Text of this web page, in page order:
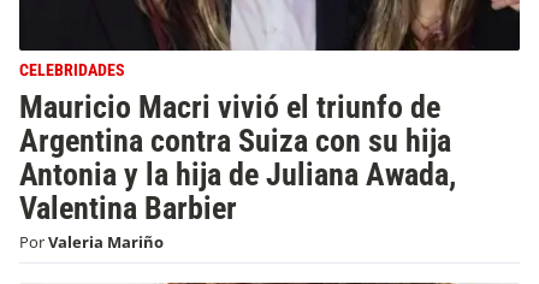
CELEBRIDADES
Mauricio Macri vivió el triunfo de
Argentina contra Suiza con su hija
Antonia y la hija de Juliana Awada,
Valentina Barbier
PorValeria Mariño